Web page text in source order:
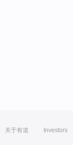
关于有道 Investors